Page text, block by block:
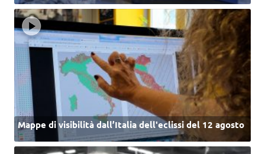
Mappe di visibilità dall’Italia dell'eclissi del 12 agosto